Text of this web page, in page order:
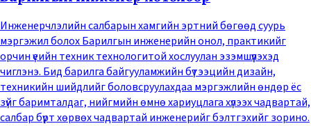
Инженерчлэлийн салбарын хамгийн эртний бөгөөд суурь
мэргэжил болох Барилгын инженерийн онол, практикийг
орчин үеийн техник технологитой хослуулан эзэмшүүлэхэд
чиглэнэ. Бид барилга байгууламжийн бүтээцийн дизайн,
техникийн шийдлийг боловсруулахдаа мэргэжлийн өндөр ёс
зүйг баримталдаг, нийгмийн өмнө хариуцлага хүлээх чадвартай,
салбар бүрт хөрвөх чадвартай инженерийг бэлтгэхийг зорино.